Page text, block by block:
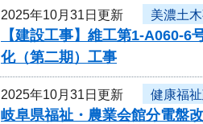
2025年10月31日更新 美濃土
【建設工事】維工第1-A060-
化（第二期）工事
2025年10月31日更新 健康福
岐阜県福祉・農業会館分電盤